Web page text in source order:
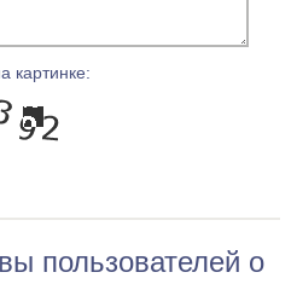
картинке:
пользователей о